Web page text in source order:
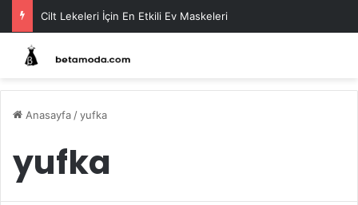
Cilt Lekeleri İçin En Etkili Ev Maskeleri
Anasayfa /yufka
yufka